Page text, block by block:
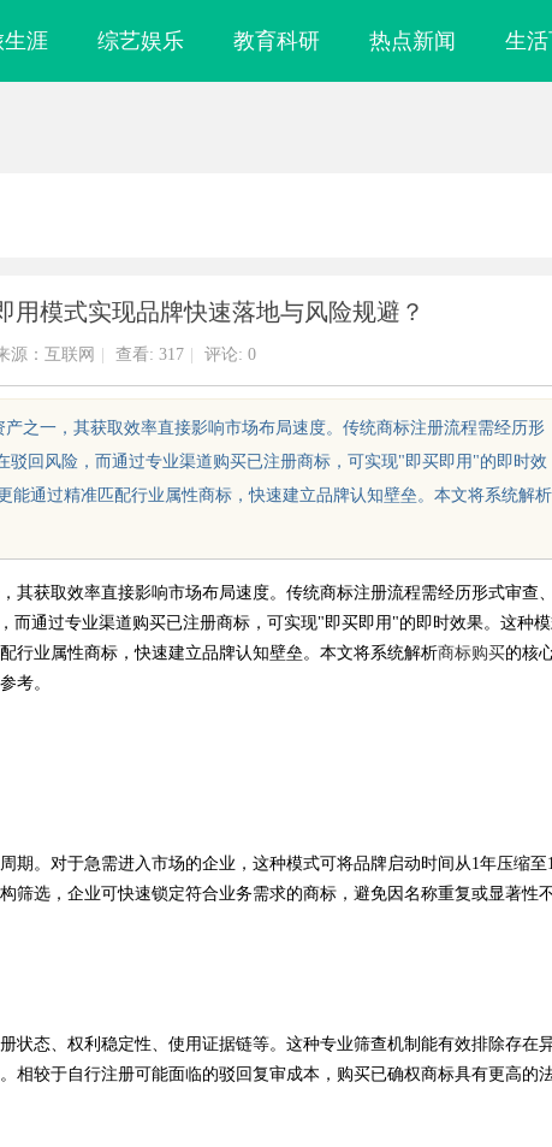
生涯 综艺娱乐 教育科研 热点新闻 生
用模式实现品牌快速落地与风险规避？
源：互联网 查看: 317 评论: 0
之一，其获取效率直接影响市场布局速度。传统商标注册流程需经历形
回风险，而通过专业渠道购买已注册商标，可实现"即买即用"的即时效
能通过精准匹配行业属性商标，快速建立品牌认知壁垒。本文将系统解析
其获取效率直接影响市场布局速度。传统商标注册流程需经历形式审查
而通过专业渠道购买已注册商标，可实现"即买即用"的即时效果。这种
行业属性商标，快速建立品牌认知壁垒。本文将系统解析商标购买的核
考。
期。对于急需进入市场的企业，这种模式可将品牌启动时间从1年压缩至
筛选，企业可快速锁定符合业务需求的商标，避免因名称重复或显著性
状态、权利稳定性、使用证据链等。这种专业筛查机制能有效排除存在
相较于自行注册可能面临的驳回复审成本，购买已确权商标具有更高的
实践探索